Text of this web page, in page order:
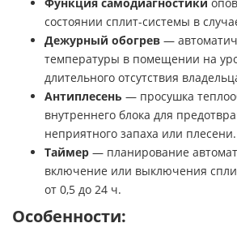
состоянии сплит-системы в
Дежурный обогрев —
температуры в помещении на
длительного отсутствия
Антиплесень — просушка
внутреннего блока для
неприятного запаха или плесени.
Таймер — планирование
включение или выключения
от 0,5 до 24 ч.
Особенности: